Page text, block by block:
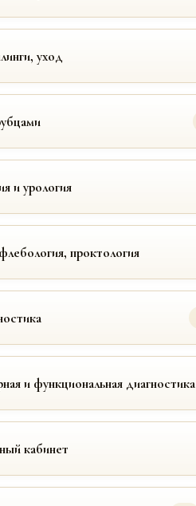
уход
и урология
проктология
и функциональная диагностика
кабинет